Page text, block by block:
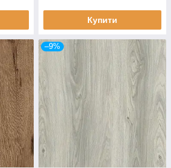
Купити
–9%